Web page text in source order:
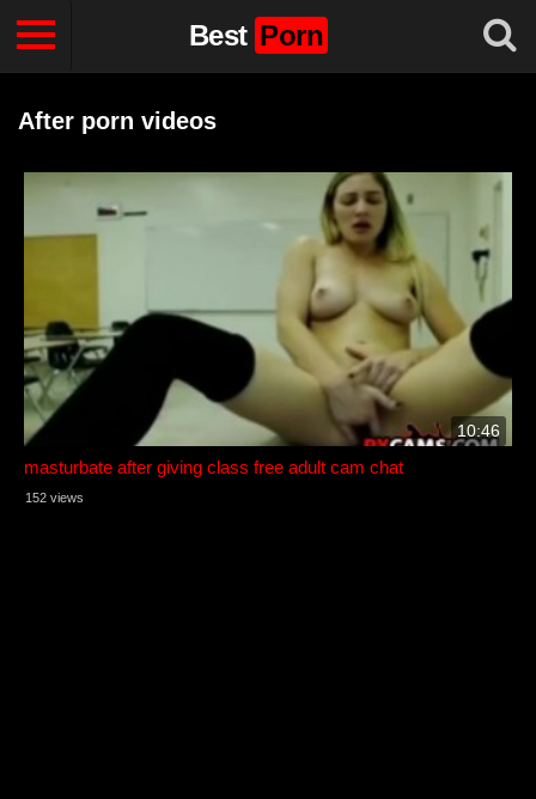
Best Porn
After porn videos
10:46
masturbate after giving class free adult cam chat
152 views